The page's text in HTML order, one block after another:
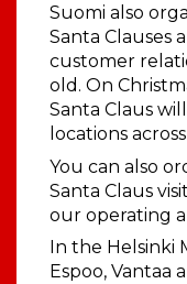
Suomi also
Santa Clauses
customer
old. On
Santa Claus
locations
You can also
Santa Claus
our operating
In the Helsinki
Espoo, Vantaa